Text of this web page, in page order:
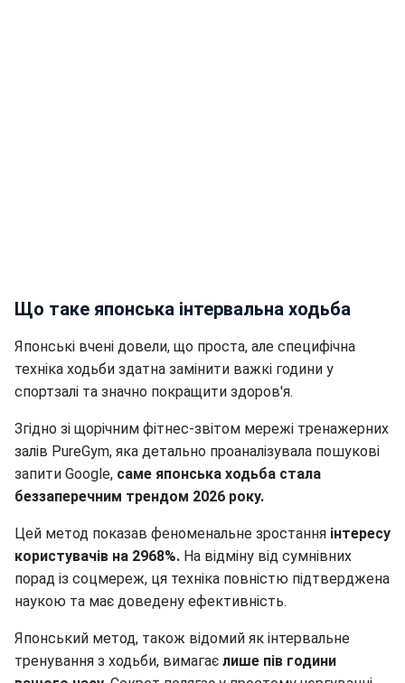
Що таке японська інтервальна ходьба
Японські вчені довели, що проста, але специфічна
техніка ходьби здатна замінити важкі години у
спортзалі та значно покращити здоров'я.
Згідно зі щорічним фітнес-звітом мережі тренажерних
залів PureGym, яка детально проаналізувала пошукові
запити Google, саме японська ходьба стала
беззаперечним трендом 2026 року.
Цей метод показав феноменальне зростання інтересу
користувачів на 2968%. На відміну від сумнівних
порад із соцмереж, ця техніка повністю підтверджена
наукою та має доведену ефективність.
Японський метод, також відомий як інтервальне
тренування з ходьби, вимагає лише пів години